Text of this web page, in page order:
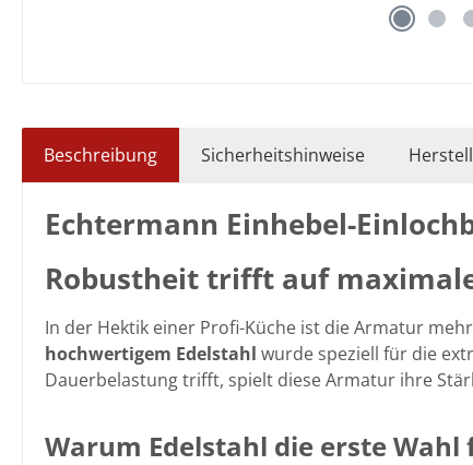
Beschreibung Sicherheitshinweise
Echtermann Einhebel-
Robustheit trifft auf
In der Hektik einer Profi-Küche ist die Armatur
hochwertigem Edelstahl wurde speziell für die
Dauerbelastung trifft, spielt diese Armatur ihre
Warum Edelstahl die erste